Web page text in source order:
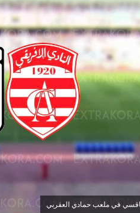
في ملعب حمادي العقربي